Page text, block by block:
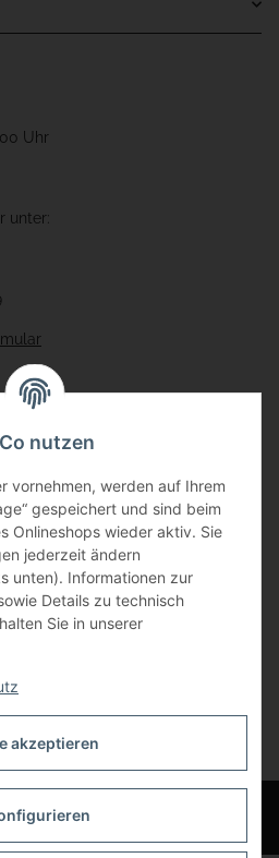
Uhr
unter:
Versand
- Technische Änderungen und Irrtümer
vorbehalten
nutzen
vornehmen, werden auf Ihrem
gespeichert und sind beim
Onlineshops wieder aktiv. Sie
jederzeit ändern
unten). Informationen zur
Details zu technisch
Sie in unserer
akzeptieren